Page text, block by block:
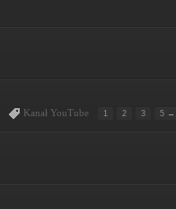
Kanał YouTube 1 2 3 5 →